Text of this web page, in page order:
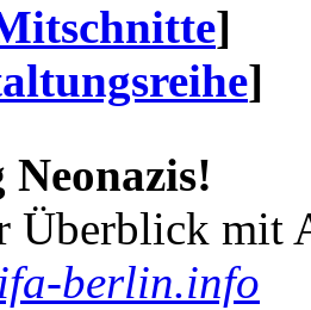
]
]
Überblick mit
berlin.info